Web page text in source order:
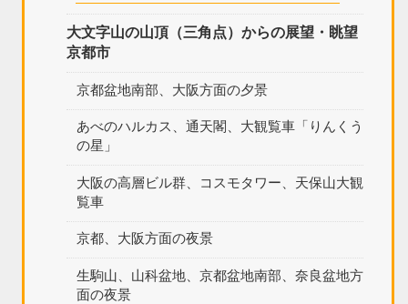
大文字山の山頂（三角点）からの展望・眺望
京都市
京都盆地南部、大阪方面の夕景
あべのハルカス、通天閣、大観覧車「りんくう
の星」
大阪の高層ビル群、コスモタワー、天保山大観
覧車
京都、大阪方面の夜景
生駒山、山科盆地、京都盆地南部、奈良盆地方
面の夜景